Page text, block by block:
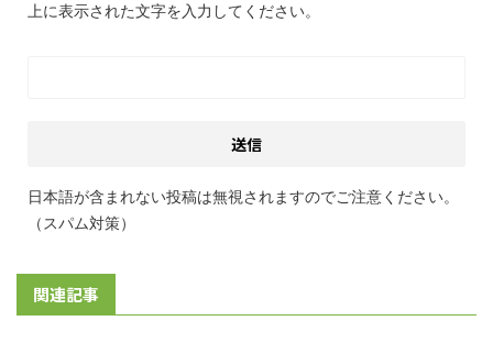
上に表示された文字を入力してください。
日本語が含まれない投稿は無視されますのでご注意ください。
（スパム対策）
関連記事